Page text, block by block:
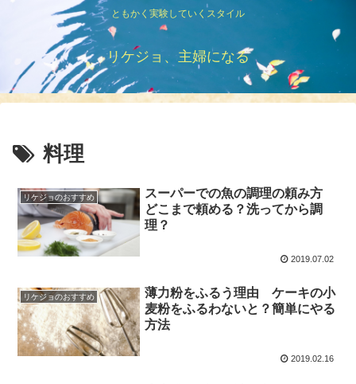
ともかく実験していくスタイル
リケジョ、主婦になる
料理
リケジョのおすすめ
スーパーでの魚の調理の頼み方
どこまで頼める？洗ってから調
理？
2019.07.02
リケジョのおすすめ
薄力粉をふるう理由 ケーキの小
麦粉をふるわないと？簡単にやる
方法
2019.02.16